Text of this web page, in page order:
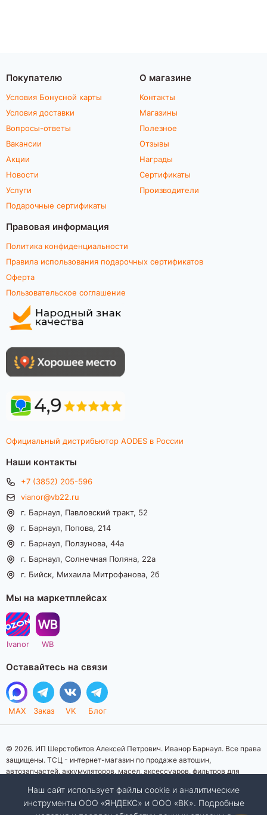
Покупателю
Условия Бонусной карты
Условия доставки
Вопросы-ответы
Вакансии
Акции
Новости
Услуги
Подарочные сертификаты
О магазине
Контакты
Магазины
Полезное
Отзывы
Награды
Сертификаты
Производители
Правовая информация
Политика конфиденциальности
Правила использования подарочных сертификатов
Оферта
Пользовательское соглашение
Официальный дистрибьютор AODES в России
Наши контакты
+7 (3852) 205-596
vianor@vb22.ru
г. Барнаул, Павловский тракт, 52
г. Барнаул, Попова, 214
г. Барнаул, Ползунова, 44а
г. Барнаул, Солнечная Поляна, 22а
г. Бийск, Михаила Митрофанова, 2б
Мы на маркетплейсах
Ivanor WB
Оставайтесь на связи
MAX Заказ VK Блог
© 2026. ИП Шерстобитов Алексей Петрович. Иванор Барнаул. Все права
защищены. ТСЦ - интернет-магазин по продаже автошин,
автозапчастей, аккумуляторов, масел, аксессуаров, фильтров для
информационный характер. Представленная информация о товарах, их
стоимости, характеристик, фото, наличия на складе ни при каких
Наш сайт использует файлы cookie и аналитические
инструменты ООО «ЯНДЕКС» и ООО «ВК». Подробные